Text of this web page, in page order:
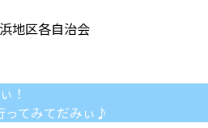
地区各自治会
！
ってみてだみぃ♪